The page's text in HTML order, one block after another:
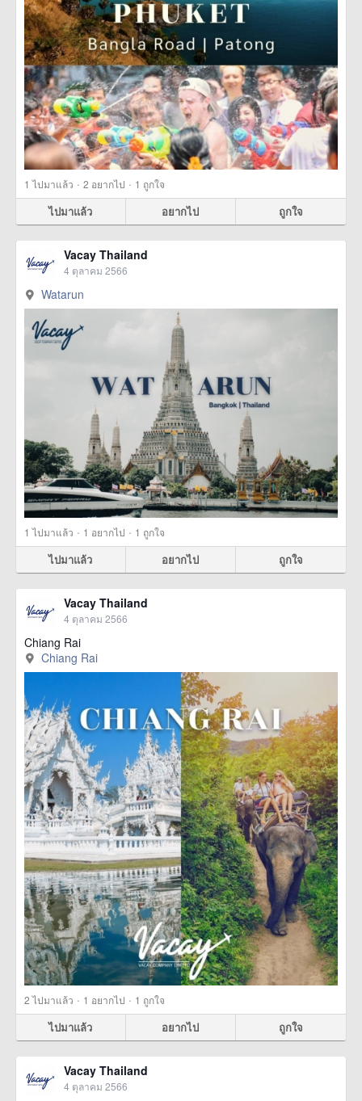
1 ไปมาแล้ว · 2 อยากไป · 1 ถูกใจ
ไปมาแล้ว อยากไป ถูกใจ
Vacay Thailand
4 ตุลาคม 2566
Watarun
1 ไปมาแล้ว · 1 อยากไป · 1 ถูกใจ
ไปมาแล้ว อยากไป ถูกใจ
Vacay Thailand
4 ตุลาคม 2566
Chiang Rai
Chiang Rai
2ไปมาแล้ว · 1 อยากไป · 1 ถูกใจ
ไปมาแล้ว อยากไป ถูกใจ
Vacay Thailand
4 ตุลาคม 2566